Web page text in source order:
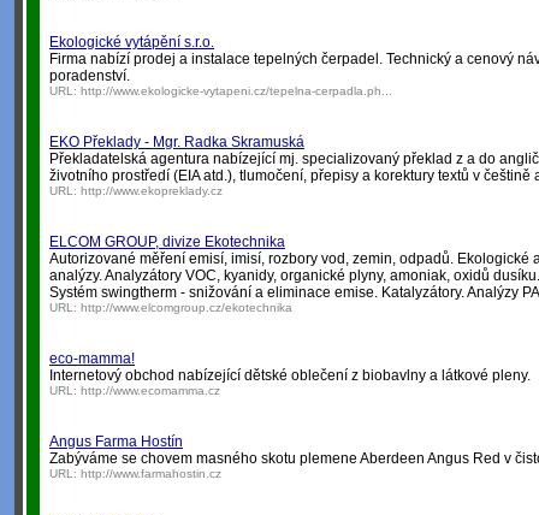
Ekologické vytápění s.r.o.
Firma nabízí prodej a instalace tepelných čerpadel. Technický a cenový
poradenství.
URL: http://www.ekologicke-vytapeni.cz/tepelna-cerpadla.ph...
EKO Překlady - Mgr. Radka Skramuská
Překladatelská agentura nabízející mj. specializovaný překlad z a do
životního prostředí (EIA atd.), tlumočení, přepisy a korektury textů v češtině
URL: http://www.ekopreklady.cz
ELCOM GROUP, divize Ekotechnika
Autorizované měření emisí, imisí, rozbory vod, zemin, odpadů. Ekologické
analýzy. Analyzátory VOC, kyanidy, organické plyny, amoniak, oxidů
Systém swingtherm - snižování a eliminace emise. Katalyzátory. Analýzy
URL: http://www.elcomgroup.cz/ekotechnika
eco-mamma!
Internetový obchod nabízející dětské oblečení z biobavlny a látkové pleny.
URL: http://www.ecomamma.cz
Angus Farma Hostín
Zabýváme se chovem masného skotu plemene Aberdeen Angus Red v
URL: http://www.farmahostin.cz